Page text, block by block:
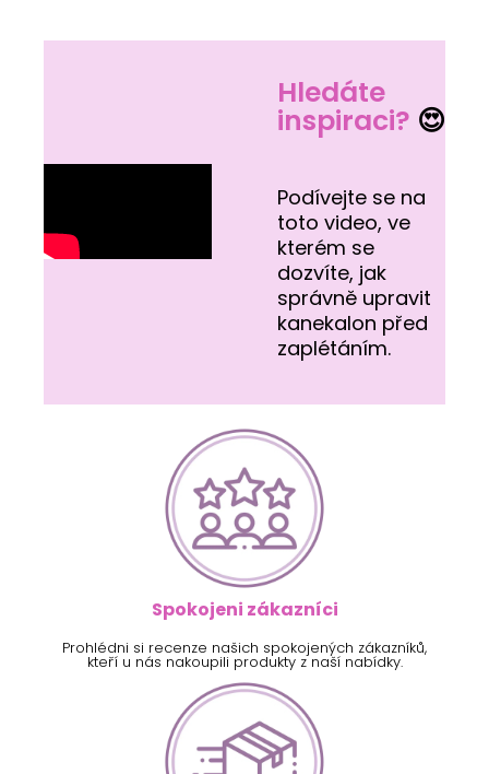
Hledáte
inspiraci? 😍
Podívejte se na
toto video, ve
kterém se
dozvíte, jak
správně upravit
kanekalon před
zaplétáním.
Spokojeni zákazníci
Prohlédni si recenze našich spokojených zákazníků,
kteří u nás nakoupili produkty z naší nabídky.